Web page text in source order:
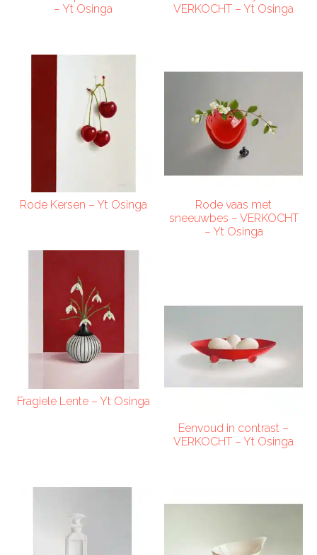
– Yt Osinga
VERKOCHT – Yt Osinga
Rode Kersen – Yt Osinga
Rode vaas met
sneeuwbes – VERKOCHT
– Yt Osinga
Fragiele Lente – Yt Osinga
Eenvoud in contrast –
VERKOCHT – Yt Osinga